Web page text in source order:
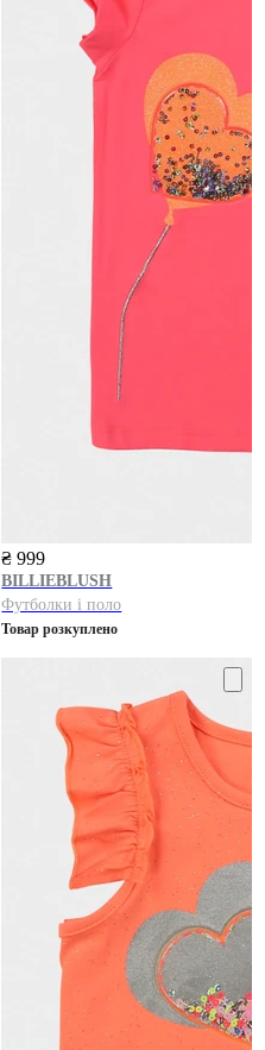
₴ 999
BILLIEBLUSH
Футболки і поло
Товар розкуплено